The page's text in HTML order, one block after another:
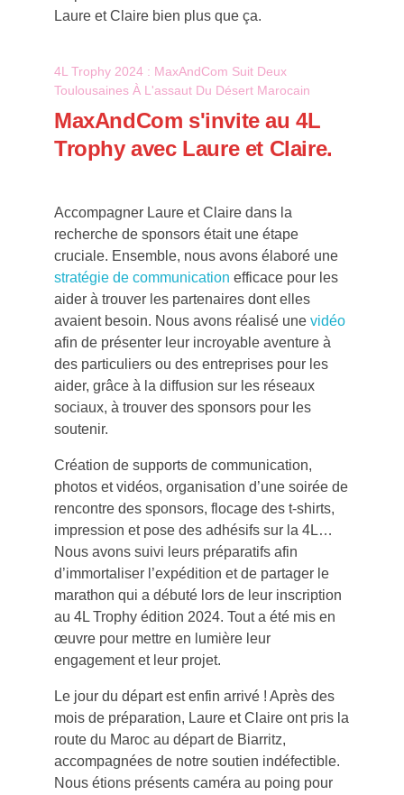
Laure et Claire bien plus que ça.
4L Trophy 2024 : MaxAndCom Suit Deux
Toulousaines À L'assaut Du Désert Marocain
MaxAndCom s'invite au 4L
Trophy avec Laure et Claire.
Accompagner Laure et Claire dans la
recherche de sponsors était une étape
cruciale. Ensemble, nous avons élaboré une
stratégie de communication efficace pour les
aider à trouver les partenaires dont elles
avaient besoin. Nous avons réalisé une vidéo
afin de présenter leur incroyable aventure à
des particuliers ou des entreprises pour les
aider, grâce à la diffusion sur les réseaux
sociaux, à trouver des sponsors pour les
soutenir.
Création de supports de communication,
photos et vidéos, organisation d’une soirée de
rencontre des sponsors, flocage des t-shirts,
impression et pose des adhésifs sur la 4L…
Nous avons suivi leurs préparatifs afin
d’immortaliser l’expédition et de partager le
marathon qui a débuté lors de leur inscription
au 4L Trophy édition 2024. Tout a été mis en
œuvre pour mettre en lumière leur
engagement et leur projet.
Le jour du départ est enfin arrivé ! Après des
mois de préparation, Laure et Claire ont pris la
route du Maroc au départ de Biarritz,
accompagnées de notre soutien indéfectible.
Nous étions présents caméra au poing pour